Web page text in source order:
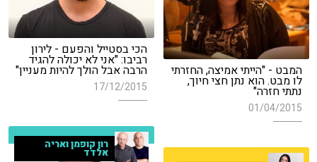
הכי בסטייל והפעם - לירון
רביבו: "אני לא יכולה להגיד
הרבה אבל הולך להיות מעניין"
17/12/2015
המבט - "הייתי אמיצה, החזרתי
לו מבט. הוא נתן חצי חיוך,
נתתי חזרה"
01/04/2015
רון קופמן ואריה
אלדד